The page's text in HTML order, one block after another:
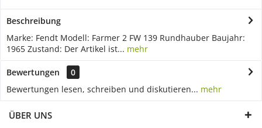
Beschreibung
Marke: Fendt Modell: Farmer 2 FW 139 Rundhauber Baujahr:
1965 Zustand: Der Artikel ist... mehr
Bewertungen
0
Bewertungen lesen, schreiben und diskutieren... mehr
ÜBER UNS